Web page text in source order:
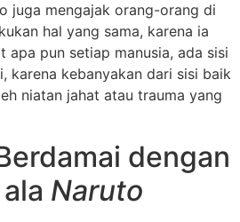
juga mengajak orang-orang di
hal yang sama, karena ia
apa pun setiap manusia, ada sisi
karena kebanyakan dari sisi baik
niatan jahat atau trauma yang
dengan
ala Naruto